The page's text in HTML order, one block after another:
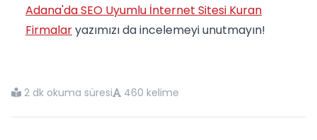
Adana'da SEO Uyumlu İnternet Sitesi Kuran
Firmalaryazımızı da incelemeyi unutmayın!
2 dk okuma süresi 460 kelime